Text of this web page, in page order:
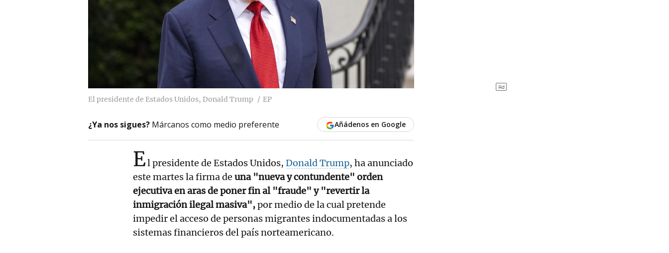
El presidente de Estados Unidos, Donald Trump EP
¿Ya nos sigues? Márcanos como medio preferente Añádenos en Google
El presidente de Estados Unidos, Donald Trump, ha anunciado
este martes la firma de una "nueva y contundente" orden
ejecutiva en aras de poner fin al "fraude" y "revertir la
inmigración ilegal masiva",por medio de la cual pretende
impedir el acceso de personas migrantes indocumentadas a los
sistemas financieros del país norteamericano.